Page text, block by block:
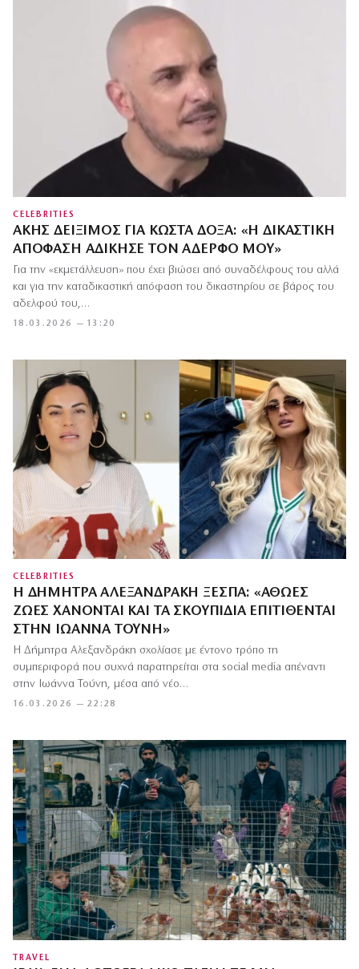
CELEBRITIES
ΆΚΗΣ ΔΕΊΞΙΜΟΣ ΓΙΑ ΚΏΣΤΑ ΔΌΞΑ: «Η ΔΙΚΑΣΤΙΚΉ
ΑΠΌΦΑΣΗ ΑΔΊΚΗΣΕ ΤΟΝ ΑΔΕΡΦΌ ΜΟΥ»
18.03.2026 — 13:20
Για την «εκμετάλλευση» που έχει βιώσει από συναδέλφους του αλλά
και για την καταδικαστική απόφαση του δικαστηρίου σε βάρος του
αδελφού του,…
CELEBRITIES
Η ΔΉΜΗΤΡΑ ΑΛΕΞΑΝΔΡΆΚΗ ΞΕΣΠΆ: «ΑΘΏΕΣ
ΖΩΈΣ ΧΆΝΟΝΤΑΙ ΚΑΙ ΤΑ ΣΚΟΥΠΊΔΙΑ ΕΠΙΤΊΘΕΝΤΑΙ
ΣΤΗΝ ΙΩΆΝΝΑ ΤΟΎΝΗ»
16.03.2026 — 22:28
Η Δήμητρα Αλεξανδράκη σχολίασε με έντονο τρόπο τη
συμπεριφορά που συχνά παρατηρείται στα social media απέναντι
στην Ιωάννα Τούνη, μέσα από νέο…
TRAVEL